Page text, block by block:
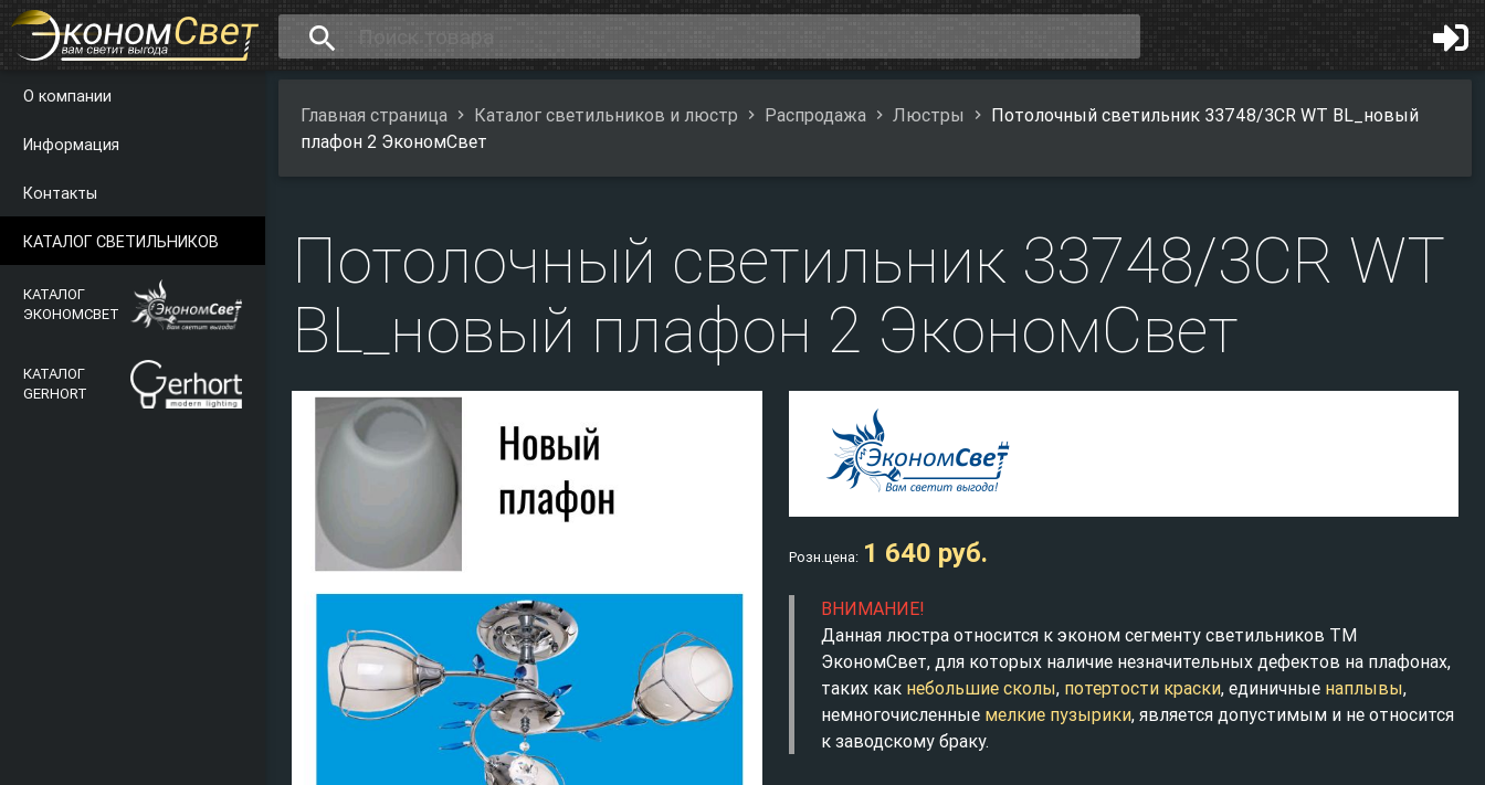
search
О компании
Информация
Контакты
КАТАЛОГ СВЕТИЛЬНИКОВ
КАТАЛОГ
ЭКОНОМСВЕТ
КАТАЛОГ
GERHORT
Главная страница Каталог светильников и люстр Распродажа Люстры
Потолочный светильник 33748/3CR WT BL_новый
плафон 2 ЭкономСвет
Потолочный светильник 33748/3CR WT
BL_новый плафон 2 ЭкономСвет
Розн.цена: 1 640 руб.
ВНИМАНИЕ!
Данная люстра относится к эконом сегменту светильников ТМ
ЭкономСвет, для которых наличие незначительных дефектов на плафонах,
таких как небольшие сколы, потертости краски, единичные наплывы,
немногочисленные мелкие пузырики, является допустимым и не относится
к заводскому браку.